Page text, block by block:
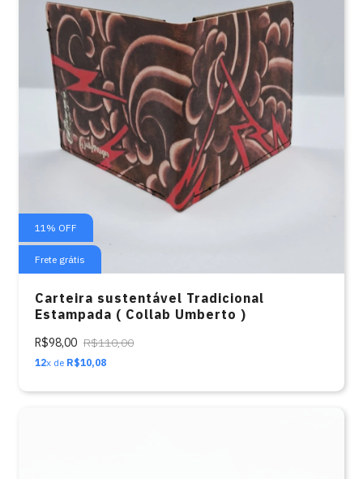
11% OFF
Frete grátis
Carteira sustentável Tradicional
Estampada ( Collab Umberto )
R$98,00 R$110,00
12x de R$10,08